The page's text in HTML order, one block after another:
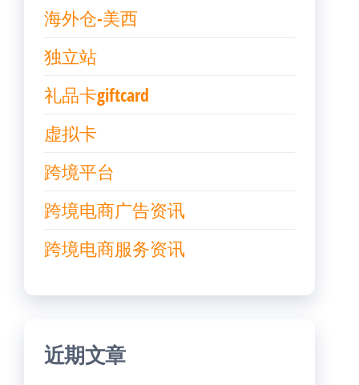
海外仓-美西
独立站
礼品卡giftcard
虚拟卡
跨境平台
跨境电商广告资讯
跨境电商服务资讯
近期文章